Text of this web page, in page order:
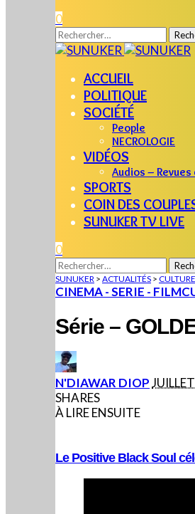
0
Rechercher :
ACCUEIL
POLITIQUE
SOCIÉTÉ
People
NECROLOGIE
VIDÉOS
Audios –
SPORTS
COIN DES
SUNUKER TV LIVE
0
Rechercher :
SUNUKER > ACTUALITÉS >
CINEMA - SERIE - FILM
Série –
POSTED
BY
N'DIAWAR DIOP
SHARES
À LIRE ENSUITE
Le Positive Black Soul